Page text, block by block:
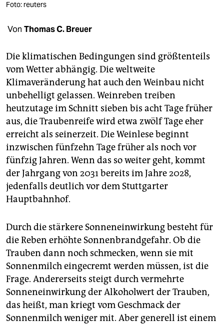
unterstützen
abo
genossenschaft
epaper login
Foto: reuters
Von Thomas C. Breuer
Die klimatischen Bedingungen sind größtenteils
vom Wetter abhängig. Die weltweite
Klimaveränderung hat auch den Weinbau nicht
unbehelligt gelassen. Weinreben treiben
heutzutage im Schnitt sieben bis acht Tage früher
aus, die Traubenreife wird etwa zwölf Tage eher
erreicht als seinerzeit. Die Weinlese beginnt
inzwischen fünfzehn Tage früher als noch vor
fünfzig Jahren. Wenn das so weiter geht, kommt
der Jahrgang von 2031 bereits im Jahre 2028,
jedenfalls deutlich vor dem Stuttgarter
Hauptbahnhof.
Durch die stärkere Sonneneinwirkung besteht für
die Reben erhöhte Sonnenbrandgefahr. Ob die
Trauben dann noch schmecken, wenn sie mit
Sonnenmilch eingecremt werden müssen, ist die
Frage. Andererseits steigt durch vermehrte
Sonneneinwirkung der Alkoholwert der Trauben,
das heißt, man kriegt vom Geschmack der
Sonnenmilch weniger mit. Aber generell ist einem